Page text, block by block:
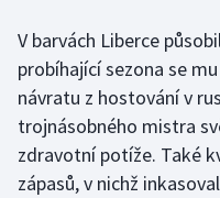
Golf
Gymnastika
Házená
V barvách Liberce
probíhající sezona se
návratu z hostování v
trojnásobného mistra
zdravotní potíže. Také
zápasů, v nichž